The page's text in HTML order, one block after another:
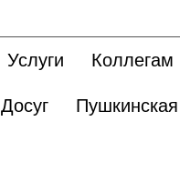
Услуги Коллегам
Досуг